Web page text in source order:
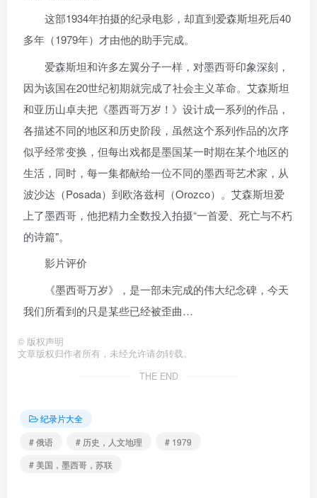
这部1934年拍摄的纪录电影，却直到爱森斯坦死后40
多年（1979年）才由他的助手完成。
爱森斯坦和许多左翼分子一样，对墨西哥印象深刻，
因为该国在20世纪初期就完成了社会主义革命。艾森斯坦
和亚历山卓夫把《墨西哥万岁！》设计成一系列的作品，
各描述不同的地区和历史阶段，虽然这个系列作品的次序
似乎经常变换，但每出戏都是墨国某一时期在某个地区的
生活，同时，每一集都献给一位不同的墨西哥艺术家，从
波沙达（Posada）到欧洛兹柯（Orozco）。艾森斯坦爱
上了墨西哥，他把精力全数投入拍摄“一首爱、死亡与不朽
的诗篇"。
影片评价
《墨西哥万岁》，是一部未完成的伟大纪念碑，今天
我们所看到的只是某些已经被歪曲…
© 版权声明
文章版权归作者所有，未经允许请勿转载。
THE END
纪录片大全
# 俄语
# 历史，人文地理
# 1979
# 美国，墨西哥，苏联